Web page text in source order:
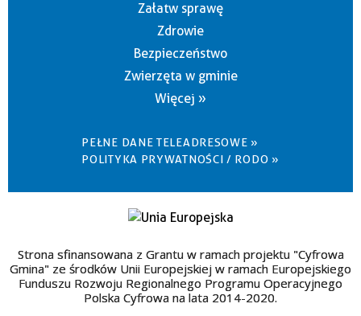
Załatw sprawę
Zdrowie
Bezpieczeństwo
Zwierzęta w gminie
Więcej »
PEŁNE DANE TELEADRESOWE »
POLITYKA PRYWATNOŚCI / RODO »
Strona sfinansowana z Grantu w ramach projektu "Cyfrowa
Gmina" ze środków Unii Europejskiej w ramach Europejskiego
Funduszu Rozwoju Regionalnego Programu Operacyjnego
Polska Cyfrowa na lata 2014-2020.